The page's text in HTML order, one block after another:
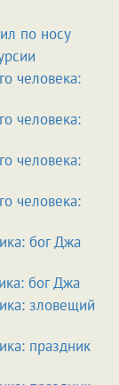
по носу
человека:
человека:
человека:
человека:
бог Джа
бог Джа
зловещий
праздник